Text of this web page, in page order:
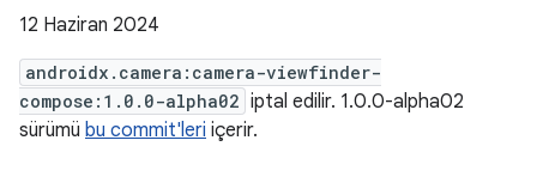
12 Haziran 2024
androidx.camera:camera-viewfinder-
compose:1.0.0-alpha02 iptal edilir. 1.0.0-alpha02
sürümü bu commit'leri içerir.